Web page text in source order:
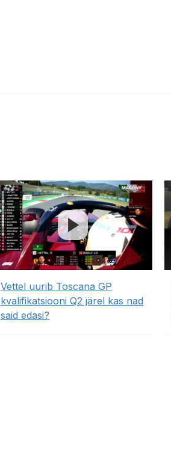
Vettel uurib Toscana GP
kvalifikatsiooni Q2 järel kas nad
said edasi?